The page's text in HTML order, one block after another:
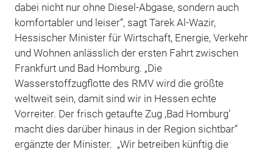
dabei nicht nur ohne Diesel-Abgase, sondern auch
komfortabler und leiser“, sagt Tarek Al-Wazir,
Hessischer Minister für Wirtschaft, Energie, Verkehr
und Wohnen anlässlich der ersten Fahrt zwischen
Frankfurt und Bad Homburg. „Die
Wasserstoffzugflotte des RMV wird die größte
weltweit sein, damit sind wir in Hessen echte
Vorreiter. Der frisch getaufte Zug ‚Bad Homburg‘
macht dies darüber hinaus in der Region sichtbar“
ergänzte der Minister. „Wir betreiben künftig die